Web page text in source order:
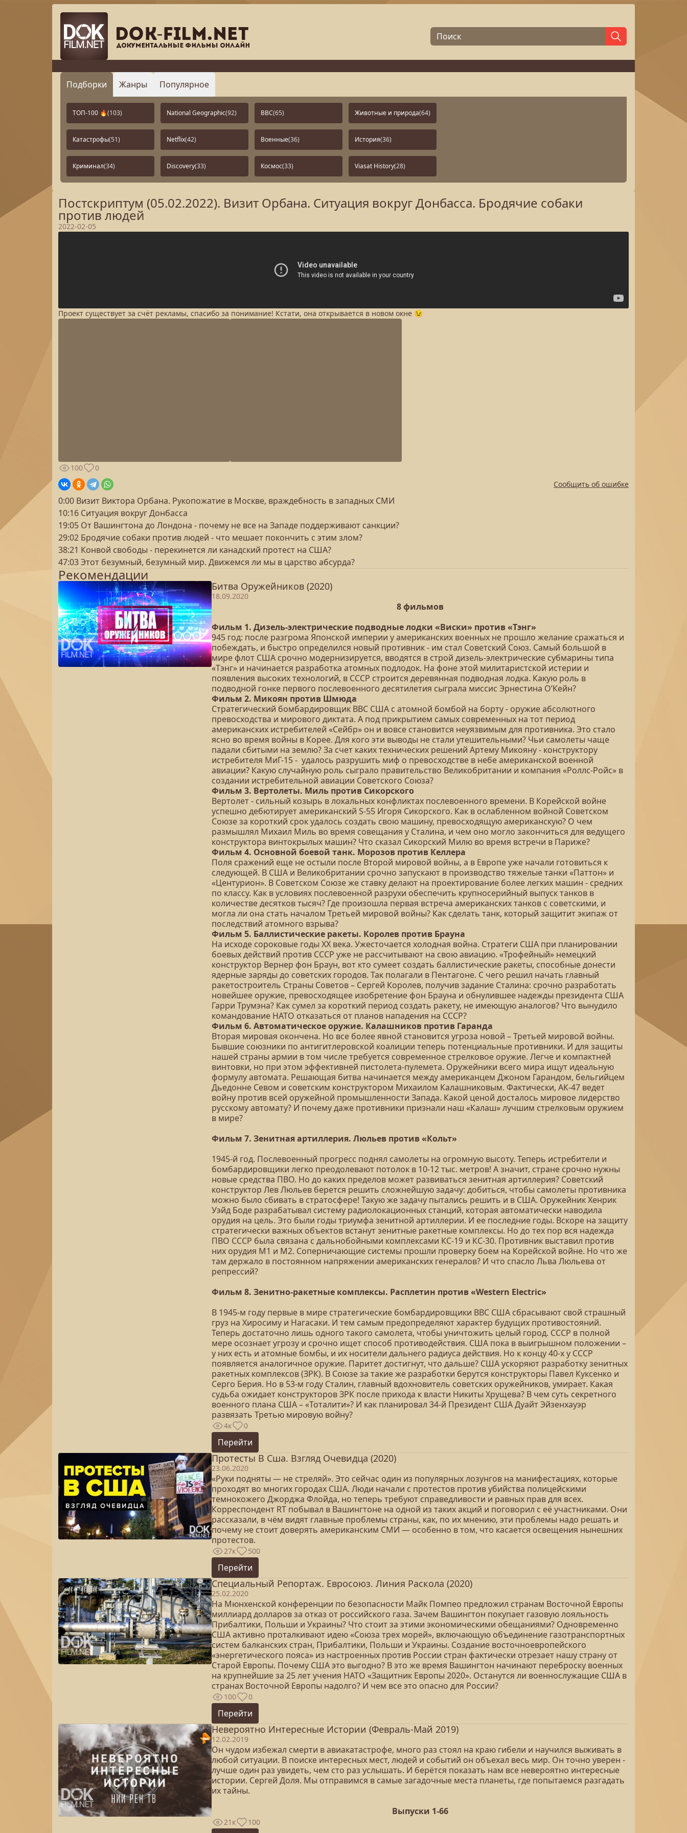
Подборки Жанры Популярное
ТОП-100 🔥(103) National Geographic(92) BBC(65) Животные и природа(64)
Катастрофы(51) Netflix(42) Военные(36) История(36)
Криминал(34) Discovery(33) Космос(33) Viasat History(28)
Постскриптум (05.02.2022). Визит Орбана. Ситуация вокруг Донбасса. Бродячие собаки
против людей
2022-02-05
Проект существует за счёт рекламы, спасибо за понимание! Кстати, она открывается в новом окне 😉
100
0
Сообщить об ошибке
0:00 Визит Виктора Орбана. Рукопожатие в Москве, враждебность в западных СМИ
10:16 Ситуация вокруг Донбасса
19:05 От Вашингтона до Лондона - почему не все на Западе поддерживают санкции?
29:02 Бродячие собаки против людей - что мешает покончить с этим злом?
38:21 Конвой свободы - перекинется ли канадский протест на США?
47:03 Этот безумный, безумный мир. Движемся ли мы в царство абсурда?
Рекомендации
Битва Оружейников (2020)
18.09.2020
8 фильмов
Фильм 1. Дизель-электрические подводные лодки «Виски» против «Тэнг»
945 год: после разгрома Японской империи у американских военных не прошло желание сражаться и
побеждать, и быстро определился новый противник - им стал Советский Союз. Самый большой в
мире флот США срочно модернизируется, вводятся в строй дизель-электрические субмарины типа
«Тэнг» и начинается разработка атомных подлодок. На фоне этой милитаристской истерии и
появления высоких технологий, в СССР строится деревянная подводная лодка. Какую роль в
подводной гонке первого послевоенного десятилетия сыграла миссис Эрнестина О’Кейн?
Фильм 2. Микоян против Шмюда
Стратегический бомбардировщик ВВС США с атомной бомбой на борту - оружие абсолютного
превосходства и мирового диктата. А под прикрытием самых современных на тот период
американских истребителей «Сейбр» он и вовсе становится неуязвимым для противника. Это стало
ясно во время войны в Корее. Для кого эти выводы не стали утешительными? Чьи самолеты чаще
падали сбитыми на землю? За счет каких технических решений Артему Микояну - конструктору
истребителя МиГ-15 - удалось разрушить миф о превосходстве в небе американской военной
авиации? Какую случайную роль сыграло правительство Великобритании и компания «Роллс-Ройс» в
создании истребительной авиации Советского Союза?
Фильм 3. Вертолеты. Миль против Сикорского
Вертолет - сильный козырь в локальных конфликтах послевоенного времени. В Корейской войне
успешно дебютирует американский S-55 Игоря Сикорского. Как в ослабленном войной Советском
Союзе за короткий срок удалось создать свою машину, превосходящую американскую? О чем
размышлял Михаил Миль во время совещания у Сталина, и чем оно могло закончиться для ведущего
конструктора винтокрылых машин? Что сказал Сикорский Милю во время встречи в Париже?
Фильм 4. Основной боевой танк. Морозов против Келлера
Поля сражений еще не остыли после Второй мировой войны, а в Европе уже начали готовиться к
следующей. В США и Великобритании срочно запускают в производство тяжелые танки «Паттон» и
«Центурион». В Советском Союзе же ставку делают на проектирование более легких машин - средних
по классу. Как в условиях послевоенной разрухи обеспечить крупносерийный выпуск танков в
количестве десятков тысяч? Где произошла первая встреча американских танков с советскими, и
могла ли она стать началом Третьей мировой войны? Как сделать танк, который защитит экипаж от
последствий атомного взрыва?
Фильм 5. Баллистические ракеты. Королев против Брауна
На исходе сороковые годы ХХ века. Ужесточается холодная война. Стратеги США при планировании
боевых действий против СССР уже не рассчитывают на свою авиацию. «Трофейный» немецкий
конструктор Вернер фон Браун, вот кто сумеет создать баллистические ракеты, способные донести
ядерные заряды до советских городов. Так полагали в Пентагоне. С чего решил начать главный
ракетостроитель Страны Советов – Сергей Королев, получив задание Сталина: срочно разработать
новейшее оружие, превосходящее изобретение фон Брауна и обнулившее надежды президента США
Гарри Трумэна? Как сумел за короткий период создать ракету, не имеющую аналогов? Что вынудило
командование НАТО отказаться от планов нападения на СССР?
Фильм 6. Автоматическое оружие. Калашников против Гаранда
Вторая мировая окончена. Но все более явной становится угроза новой – Третьей мировой войны.
Бывшие союзники по антигитлеровской коалиции теперь потенциальные противники. И для защиты
нашей страны армии в том числе требуется современное стрелковое оружие. Легче и компактней
винтовки, но при этом эффективней пистолета-пулемета. Оружейники всего мира ищут идеальную
формулу автомата. Решающая битва начинается между американцем Джоном Гарандом, бельгийцем
Дьедонне Севом и советским конструктором Михаилом Калашниковым. Фактически, АК-47 ведет
войну против всей оружейной промышленности Запада. Какой ценой досталось мировое лидерство
русскому автомату? И почему даже противники признали наш «Калаш» лучшим стрелковым оружием
в мире?
Фильм 7. Зенитная артиллерия. Люльев против «Кольт»
1945-й год. Послевоенный прогресс поднял самолеты на огромную высоту. Теперь истребители и
бомбардировщики легко преодолевают потолок в 10-12 тыс. метров! А значит, стране срочно нужны
новые средства ПВО. Но до каких пределов может развиваться зенитная артиллерия? Советский
конструктор Лев Люльев берется решить сложнейшую задачу: добиться, чтобы самолеты противника
можно было сбивать в стратосфере! Такую же задачу пытались решить и в США. Оружейник Хенрик
Уэйд Боде разрабатывал систему радиолокационных станций, которая автоматически наводила
орудия на цель. Это были годы триумфа зенитной артиллерии. И ее последние годы. Вскоре на защиту
стратегически важных объектов встанут зенитные ракетные комплексы. Но до тех пор вся надежда
ПВО СССР была связана с дальнобойными комплексами КС-19 и КС-30. Противник выставил против
них орудия М1 и М2. Соперничающие системы прошли проверку боем на Корейской войне. Но что же
там держало в постоянном напряжении американских генералов? И что спасло Льва Люльева от
репрессий?
Фильм 8. Зенитно-ракетные комплексы. Расплетин против «Western Electric»
В 1945-м году первые в мире стратегические бомбардировщики ВВС США сбрасывают свой страшный
груз на Хиросиму и Нагасаки. И тем самым предопределяют характер будущих противостояний.
Теперь достаточно лишь одного такого самолета, чтобы уничтожить целый город. СССР в полной
мере осознает угрозу и срочно ищет способ противодействия. США пока в выигрышном положении –
у них есть и атомные бомбы, и их носители дальнего радиуса действия. Но к концу 40-х у СССР
появляется аналогичное оружие. Паритет достигнут, что дальше? США ускоряют разработку зенитных
ракетных комплексов (ЗРК). В Союзе за такие же разработки берутся конструкторы Павел Куксенко и
Серго Берия. Но в 53-м году Сталин, главный вдохновитель советских оружейников, умирает. Какая
судьба ожидает конструкторов ЗРК после прихода к власти Никиты Хрущева? В чем суть секретного
военного плана США – «Тоталити»? И как планировал 34-й Президент США Дуайт Эйзенхауэр
развязать Третью мировую войну?
4к 0
Перейти
Протесты В Сша. Взгляд Очевидца (2020)
23.06.2020
«Руки подняты — не стреляй». Это сейчас один из популярных лозунгов на манифестациях, которые
проходят во многих городах США. Люди начали с протестов против убийства полицейскими
темнокожего Джорджа Флойда, но теперь требуют справедливости и равных прав для всех.
Корреспондент RT побывал в Вашингтоне на одной из таких акций и поговорил с её участниками. Они
рассказали, в чём видят главные проблемы страны, как, по их мнению, эти проблемы надо решать и
почему не стоит доверять американским СМИ — особенно в том, что касается освещения нынешних
протестов.
27к 500
Перейти
Специальный Репортаж. Евросоюз. Линия Раскола (2020)
25.02.2020
На Мюнхенской конференции по безопасности Майк Помпео предложил странам Восточной Европы
миллиард долларов за отказ от российского газа. Зачем Вашингтон покупает газовую лояльность
Прибалтики, Польши и Украины? Что стоит за этими экономическими обещаниями? Одновременно
США активно проталкивают идею «Союза трех морей», включающую объединение газотранспортных
систем балканских стран, Прибалтики, Польши и Украины. Создание восточноевропейского
«энергетического пояса» из настроенных против России стран фактически отрезает нашу страну от
Старой Европы. Почему США это выгодно? В это же время Вашингтон начинают переброску военных
на крупнейшие за 25 лет учения НАТО «Защитник Европы 2020». Останутся ли военнослужащие США в
странах Восточной Европы надолго? И чем все это опасно для России?
100 0
Перейти
Невероятно Интересные Истории (Февраль-Май 2019)
12.02.2019
Он чудом избежал смерти в авиакатастрофе, много раз стоял на краю гибели и научился выживать в
любой ситуации. В поиске интересных мест, людей и событий он объехал весь мир. Он точно уверен -
лучше один раз увидеть, чем сто раз услышать. И берётся показать нам все невероятно интересные
истории. Сергей Доля. Мы отправимся в самые загадочные места планеты, где попытаемся разгадать
их тайны.
Выпуски 1-66
21к 100